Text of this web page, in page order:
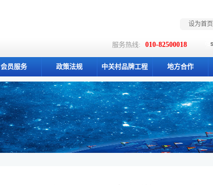
设为首页
服务热线: 010-82500018
会员服务 政策法规 中关村品牌工程 地方合作